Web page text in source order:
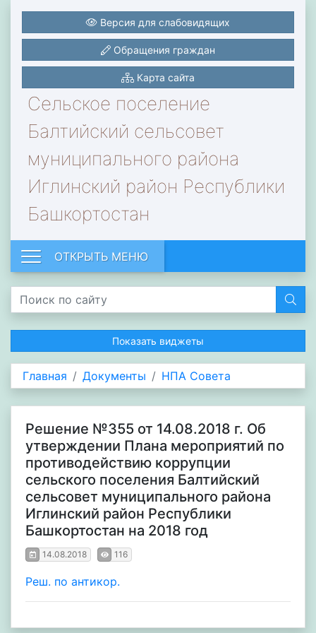
Сельское поселение
Балтийский сельсовет
муниципального района
Иглинский район Республики
Башкортостан
Версия для слабовидящих
Обращения граждан
Карта сайта
ОТКРЫТЬ МЕНЮ
Показать виджеты
Главная Документы НПА Совета
Решение №355 от 14.08.2018 г. Об
утверждении Плана мероприятий по
противодействию коррупции
сельского поселения Балтийский
сельсовет муниципального района
Иглинский район Республики
Башкортостан на 2018 год
14.08.2018 116
Реш. по антикор.